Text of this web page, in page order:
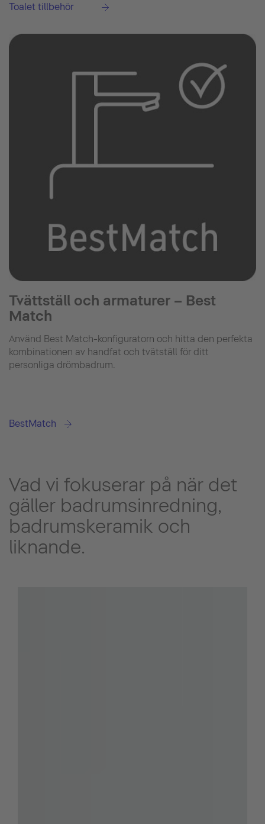
Toalet tillbehör
Tvättställ och armaturer – Best
Match
Använd Best Match-konfiguratorn och hitta den perfekta
kombinationen av handfat och tvätställ för ditt
personliga drömbadrum.
BestMatch
Vad vi fokuserar på när det
gäller badrumsinredning,
badrumskeramik och
liknande.